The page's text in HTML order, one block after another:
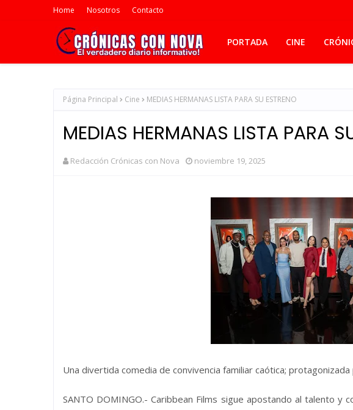
Home Nosotros Contacto
PORTADA CINE
Página Principal Cine MEDIAS HERMANAS LISTA PARA SU ESTRENO
MEDIAS HERMANAS LISTA PARA
Redacción Crónicas con Nova noviembre 19, 2025
Una divertida comedia de convivencia familiar caótica;
SANTO DOMINGO.- Caribbean Films sigue apostando al talento y